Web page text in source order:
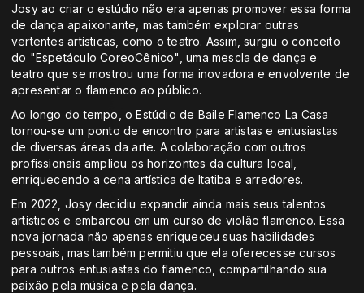
Josy ao criar o estúdio não era apenas promover essa forma
de dança apaixonante, mas também explorar outras
vertentes artísticas, como o teatro. Assim, surgiu o conceito
do "Espetáculo CoreoCênico", uma mescla de dança e
teatro que se mostrou uma forma inovadora e envolvente de
apresentar o flamenco ao público.
Ao longo do tempo, o Estúdio de Baile Flamenco La Casa
tornou-se um ponto de encontro para artistas e entusiastas
de diversas áreas da arte. A colaboração com outros
profissionais ampliou os horizontes da cultura local,
enriquecendo a cena artística de Itatiba e arredores.
Em 2022, Josy decidiu expandir ainda mais seus talentos
artísticos e embarcou em um curso de violão flamenco. Essa
nova jornada não apenas enriqueceu suas habilidades
pessoais, mas também permitiu que ela oferecesse cursos
para outros entusiastas do flamenco, compartilhando sua
paixão pela música e pela dança.